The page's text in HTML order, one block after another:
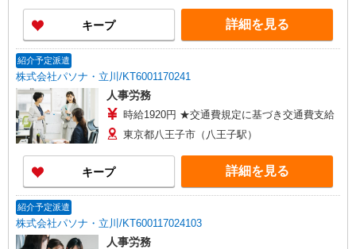
キープ 詳細を見る
紹介予定派遣
株式会社パソナ・立川/KT6001170241
人事労務
時給1920円 ★交通費規定に基づき交通費支給
東京都八王子市（八王子駅）
キープ 詳細を見る
紹介予定派遣
株式会社パソナ・立川/KT600117024103
人事労務